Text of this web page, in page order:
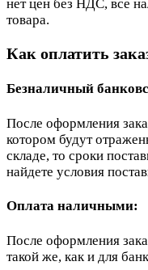
нет цен без НДС, все
товара.
Как оплатить
Безналичный
После оформления
котором будут
складе, то сроки
найдете условия
Оплата наличными:
После оформления
такой же, как и для